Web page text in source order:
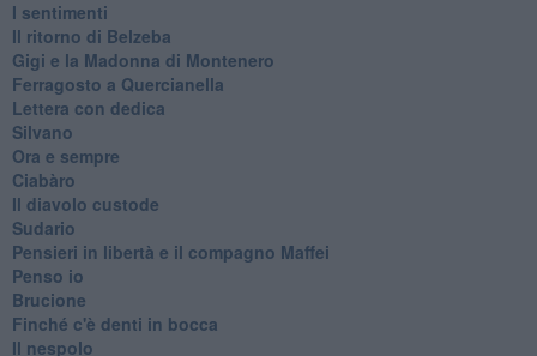
I sentimenti
Il ritorno di Belzeba
Gigi e la Madonna di Montenero
Ferragosto a Quercianella
Lettera con dedica
Silvano
Ora e sempre
Ciabàro
Il diavolo custode
Sudario
Pensieri in libertà e il compagno Maffei
Penso io
Brucione
Finché c'è denti in bocca
Il nespolo